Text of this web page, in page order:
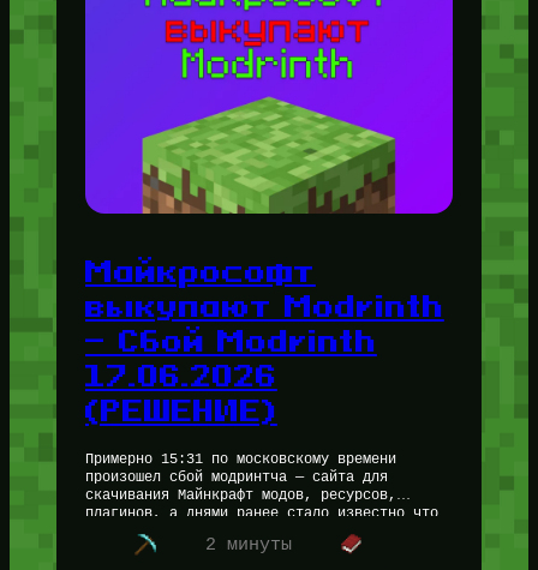
Майкрософт
выкупают Modrinth
— Сбой Modrinth
17.06.2026
(РЕШЕНИЕ)
Примерно 15:31 по московскому времени
произошел сбой модринтча — сайта для
скачивания Майнкрафт модов, ресурсов,
плагинов, а днями ранее стало известно что
Microsoft в лице Spark Universe выкупили
Модринтч —…
2 минуты